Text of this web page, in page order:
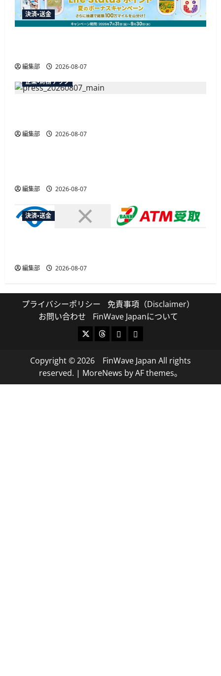
決済・送金
編集部
2026-08-07
企業・財務テック
編集部 2026-08-07
広告
編集部 2026-08-07
決済・送金
編集部 2026-08-07
プライバシーポリシー
免責事項（Disclaimer）
お問い合わせ
FinWave Japanについて
X ThreadsBlueskyMastodon
Copyright © 2026 FinWave Japan All rights
reserved. | MoreNews by AF themes。